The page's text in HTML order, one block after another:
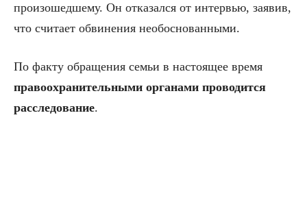
произошедшему. Он отказался от интервью, заявив,
что считает обвинения необоснованными.
По факту обращения семьи в настоящее время
правоохранительными органами проводится
расследование.